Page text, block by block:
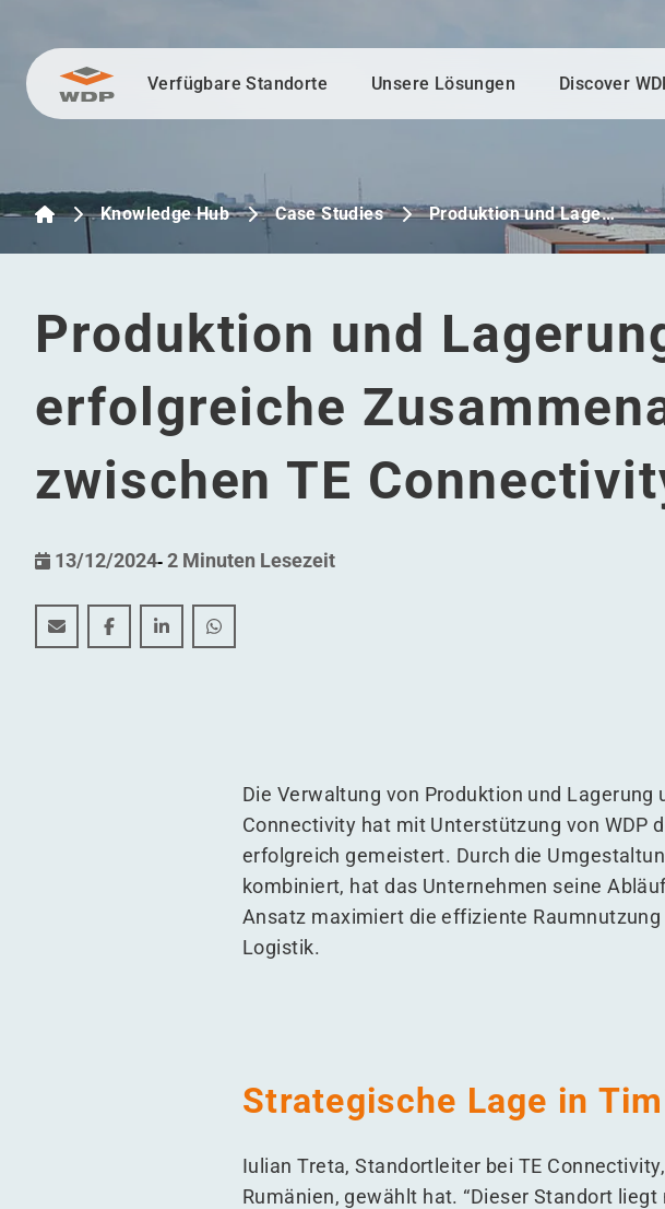
Zum Inhalt wechselnVerfügbare Standorte Unsere Lösungen Discover
Knowledge Hub Case Studies Produktion und Lage…
Produktion und
erfolgreiche
zwischen TE
13/12/2024-2 Minuten Lesezeit
Produktion und Lagerung: Die erfolgreiche Zusammenarbeit zwischen TE
Produktion und Lagerung: Die erfolgreiche Zusammenarbeit
Produktion und Lagerung: Die erfolgreiche Zusammenarbeit
Produktion und Lagerung: Die erfolgreiche
Die Verwaltung von Produktion und
Connectivity hat mit Unterstützung von WDP
erfolgreich gemeistert. Durch die
kombiniert, hat das Unternehmen seine
Ansatz maximiert die effiziente
Logistik.
Strategische Lage in
Iulian Treta, Standortleiter bei TE
Rumänien, gewählt hat. “Dieser Standort liegt